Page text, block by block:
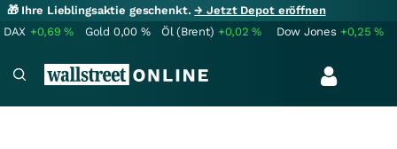
🎁 Ihre Lieblingsaktie geschenkt.→ Jetzt Depot eröffnen
DAX +0,69% Gold 0,00 % Öl (Brent) +0,02% Dow Jones +0,25%